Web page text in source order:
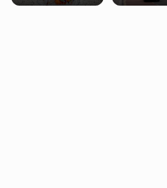
supermarketów
najlepszych